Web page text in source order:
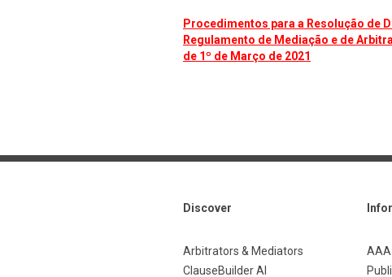
Procedimentos para a Resolução de
Regulamento de Mediação e de
de 1º de Março de 2021
Discover
Arbitrators & Mediators
ClauseBuilder AI
AAA